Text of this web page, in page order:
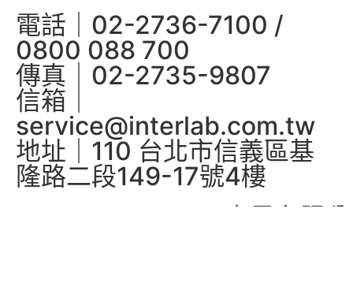
電話｜02-2736-7100 /
0800 088 700
傳真｜02-2735-9807
信箱｜
service@interlab.com.tw
地址｜110 台北市信義區基
隆路二段149-17號4樓
Copyright © 2022 卓昇有限公